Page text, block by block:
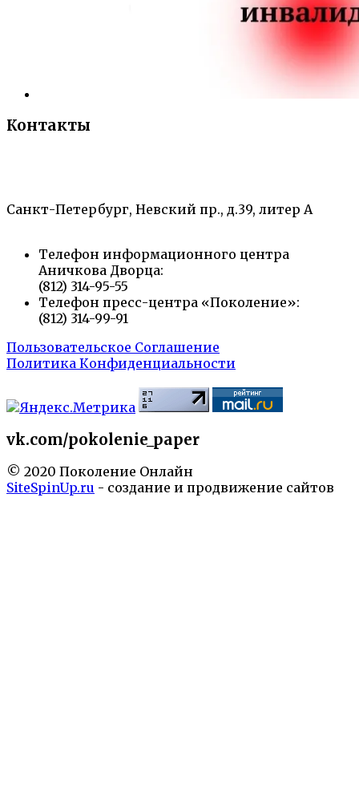
Контакты
Санкт-Петербург, Невский пр., д.39, литер А
Телефон информационного центра
Аничкова Дворца:
(812) 314-95-55
Телефон пресс-центра «Поколение»:
(812) 314-99-91
Пользовательское Соглашение
Политика Конфиденциальности
vk.com/pokolenie_paper
© 2020 Поколение Онлайн
SiteSpinUp.ru - создание и продвижение сайтов